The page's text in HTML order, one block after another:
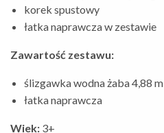
korek spustowy
łatka naprawcza w zestawie
Zawartość zestawu:
ślizgawka wodna żaba 4,88 m
łatka naprawcza
Wiek: 3+